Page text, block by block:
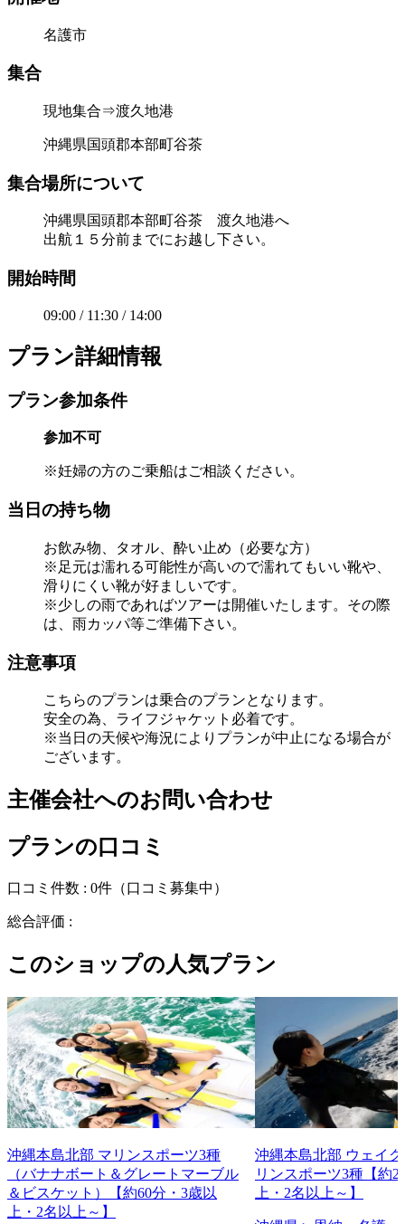
名護市
集合
現地集合⇒渡久地港
沖縄県国頭郡本部町谷茶
集合場所について
沖縄県国頭郡本部町谷茶 渡久地港へ
出航１５分前までにお越し下さい。
開始時間
09:00 / 11:30 / 14:00
プラン詳細情報
プラン参加条件
参加不可
※妊婦の方のご乗船はご相談ください。
当日の持ち物
お飲み物、タオル、酔い止め（必要な方）
※足元は濡れる可能性が高いので濡れてもいい靴や、
滑りにくい靴が好ましいです。
※少しの雨であればツアーは開催いたします。その際
は、雨カッパ等ご準備下さい。
注意事項
こちらのプランは乗合のプランとなります。
安全の為、ライフジャケット必着です。
※当日の天候や海況によりプランが中止になる場合が
ございます。
主催会社へのお問い合わせ
プランの口コミ
口コミ件数 : 0件 （口コミ募集中）
総合評価 :
このショップの人気プラン
沖縄本島北部 マリンスポーツ3種
（バナナボート＆グレートマーブル
＆ビスケット）【約60分・3歳以
上・2名以上～】
沖縄本島北部 ウェイ
リンスポーツ3種【約2
上・2名以上～】